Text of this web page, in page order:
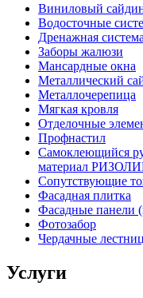
Виниловый
Водосточные
Дренажная система
Заборы жалюзи
Мансардные окна
Металлический
Металлочерепица
Мягкая кровля
Отделочные
Профнастил
Самоклеющийся
материал
Сопутствующие
Фасадная плитка
Фасадные панели
Фотозабор
Чердачные
Услуги